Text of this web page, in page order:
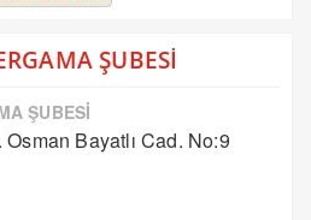
ŞUBESİ
ŞUBESİ
Bayatlı Cad. No:9